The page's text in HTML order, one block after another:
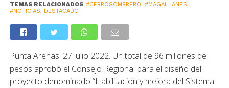
TEMAS RELACIONADOS #CERROSOMBRERO, #MAGALLANES,
#NOTICIAS, DESTACADO
Punta Arenas. 27 julio 2022. Un total de 96 millones de
pesos aprobó el Consejo Regional para el diseño del
proyecto denominado “Habilitación y mejora del Sistema